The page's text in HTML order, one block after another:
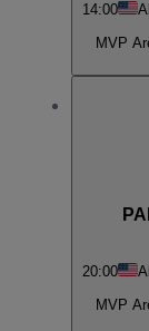
14:00
MVP
20:00
MVP